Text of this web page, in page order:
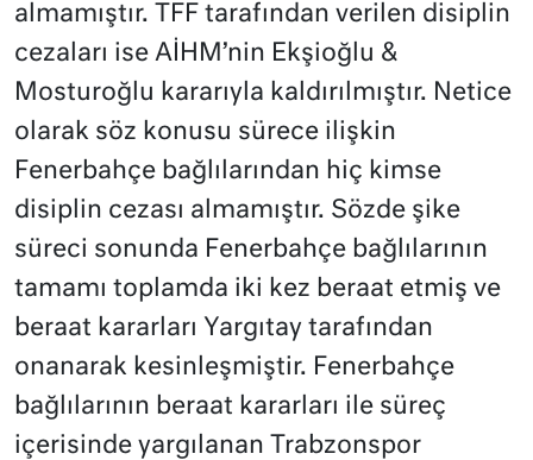
almamıştır. TFF tarafından verilen disiplin
cezaları ise AİHM’nin Ekşioğlu &
Mosturoğlu kararıyla kaldırılmıştır. Netice
olarak söz konusu sürece ilişkin
Fenerbahçe bağlılarından hiç kimse
disiplin cezası almamıştır. Sözde şike
süreci sonunda Fenerbahçe bağlılarının
tamamı toplamda iki kez beraat etmiş ve
beraat kararları Yargıtay tarafından
onanarak kesinleşmiştir. Fenerbahçe
bağlılarının beraat kararları ile süreç
içerisinde yargılanan Trabzonspor